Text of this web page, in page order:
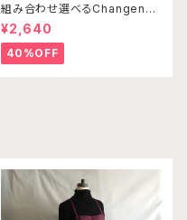
組み合わせ選べるChangenab
leエプロン ※前部分のみ エ
ンゼルフィッシュグリーン×パス
テルグリーン （※本体部分は
別売りです）
¥2,640
40%OFF